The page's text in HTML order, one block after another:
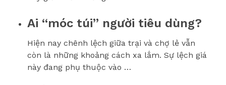
Ai “móc túi” người tiêu dùng?
Hiện nay chênh lệch giữa trại và chợ lẻ vẫn
còn là những khoảng cách xa lắm. Sự lệch giá
này đang phụ thuộc vào …